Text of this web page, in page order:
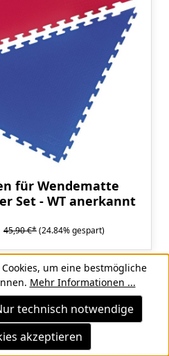
für Wendematte
Set - WT anerkannt
45,90 €*(24.84% gespart)
um eine bestmögliche
Mehr Informationen ...
technisch notwendige
akzeptieren